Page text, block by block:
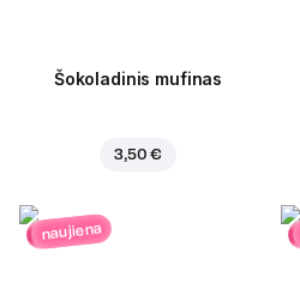
Šokoladinis mufinas
3,50 €
naujiena